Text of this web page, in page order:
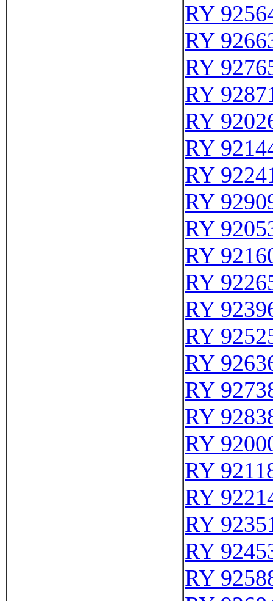
RY
RY
RY
RY
RY
RY
RY
RY
RY
RY
RY
RY
RY
RY
RY
RY
RY
RY
RY
RY
RY
RY